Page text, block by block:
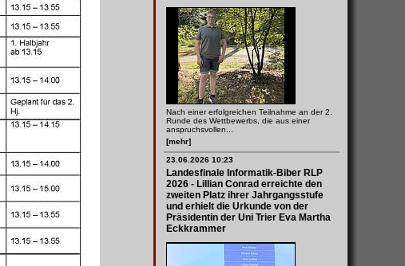
Nach einer erfolgreichen Teilnahme an der 2.
Runde des Wettbewerbs, die aus einer
anspruchsvollen...
[mehr]
23.06.2026 10:23
Landesfinale Informatik-Biber RLP
2026 - Lillian Conrad erreichte den
zweiten Platz ihrer Jahrgangsstufe
und erhielt die Urkunde von der
Präsidentin der Uni Trier Eva Martha
Eckkrammer